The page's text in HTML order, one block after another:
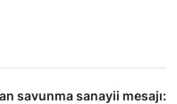
savunma sanayii mesajı: